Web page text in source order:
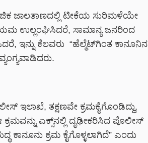
ಜಾಲತಾಣದಲ್ಲಿ ಟೀಕೆಯ ಸುರಿಮಳೆಯೇ
ಉಲ್ಲಂಘಿಸಿದರೆ, ಸಾಮಾನ್ಯ ಜನರಿಂದ
ಇನ್ನು ಕೆಲವರು “ಹೆಲ್ಮೆಟ್‌ಗಿಂತ ಕಾನೂನಿನ
ಇಲಾಖೆ, ತಕ್ಷಣವೇ ಕ್ರಮಕೈಗೊಂಡಿದ್ದು,
ಎಕ್ಸ್‌ನಲ್ಲಿ ದೃಢೀಕರಿಸಿದ ಪೊಲೀಸ್
ಕಾನೂನು ಕ್ರಮ ಕೈಗೊಳ್ಳಲಾಗಿದೆ” ಎಂದು